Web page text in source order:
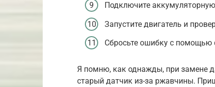
Подключите
Запустите двигатель и
Сбросьте ошибку с помощью
Я помню, как однажды, при замене
старый датчик из-за ржавчины.